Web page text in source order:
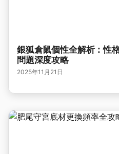
銀狐倉鼠個性全解析：性
問題深度攻略
2025年11月21日